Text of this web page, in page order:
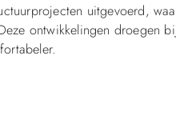
uitgevoerd,
ontwikkelingen droegen